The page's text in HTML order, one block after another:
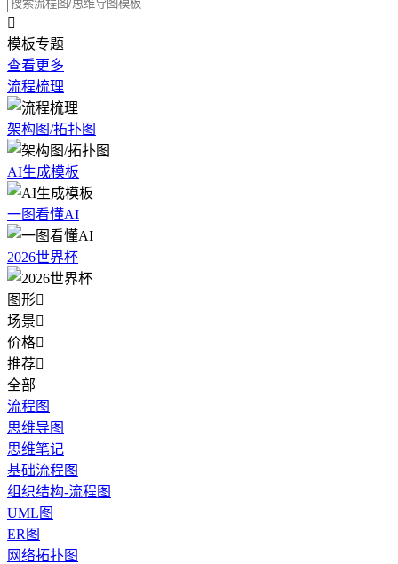

模板专题
查看更多
流程梳理
架构图/拓扑图
AI生成模板
一图看懂AI
2026世界杯
图形
场景
价格
推荐
全部
流程图
思维导图
思维笔记
基础流程图
组织结构-流程图
UML图
ER图
网络拓扑图